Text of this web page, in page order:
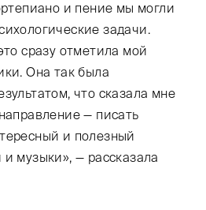
и пение мы могли
задачи.
сразу отметила мой
Она так была
что сказала мне
— писать
и полезный
музыки», — рассказала